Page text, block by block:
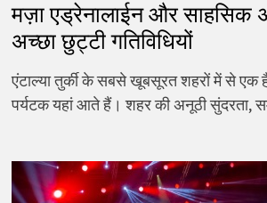
मज़ा एड्रेनालाईन और साहसिक
अच्छा छुट्टी गतिविधियों
एंटाल्या तुर्की के सबसे खूबसूरत शहरों में से एक
पर्यटक यहां आते हैं। शहर की अनूठी सुंदरता,